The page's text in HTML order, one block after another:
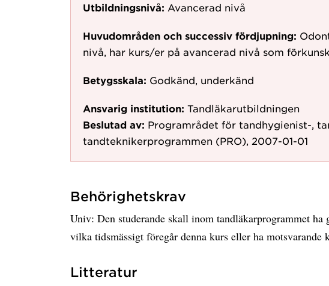
Utbildningsnivå: Avancerad nivå
Huvudområden och successiv fördjupning:
nivå, har kurs/er på avancerad nivå som
Betygsskala: Godkänd, underkänd
Ansvarig institution: Tandläkarutbildningen
Beslutad av: Programrådet för tandhygienist-,
tandteknikerprogrammen (PRO), 2007-01-01
Behörighetskrav
Univ: Den studerande skall inom tandläkarprogrammet ha
vilka tidsmässigt föregår denna kurs eller ha motsvarande
Litteratur